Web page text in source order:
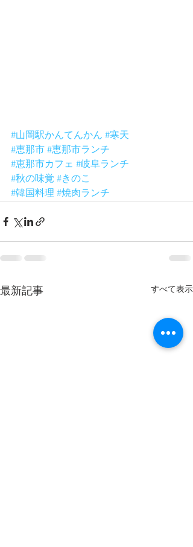
#山岡駅かんてんかん #寒天
#恵那市 #恵那市ランチ
#恵那市カフェ #岐阜ランチ
#秋の味覚 #きのこ
#韓国料理 #焼肉ランチ
最新記事 すべて表示